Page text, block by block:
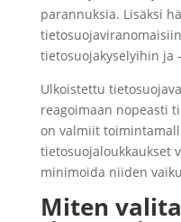
parannuksia. Lisäksi
tietosuojakyselyihin ja
Ulkoistettu
reagoimaan nopeasti
on valmiit
tietosuojaloukkaukset
minimoida niiden
Miten